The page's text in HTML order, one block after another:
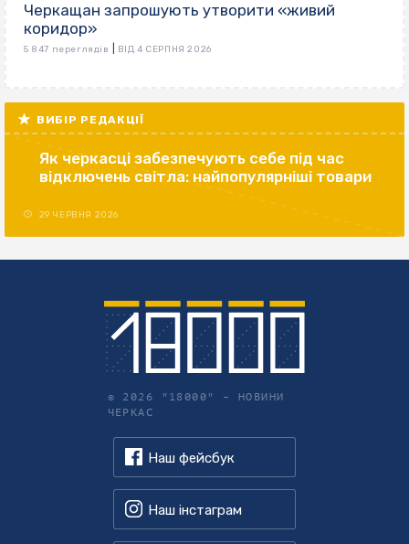
Черкащан запрошують утворити «живий
коридор»
5 847 переглядів ВІД 4 СЕРПНЯ 2026
ВИБІР РЕДАКЦІЇ
Як черкасці забезпечують себе під час
відключень світла: найпопулярніші товари
29 ЧЕРВНЯ 2026
© 2026 "18000" – НОВИНИ
ЧЕРКАС
Наш фейсбук
Наш інстаграм